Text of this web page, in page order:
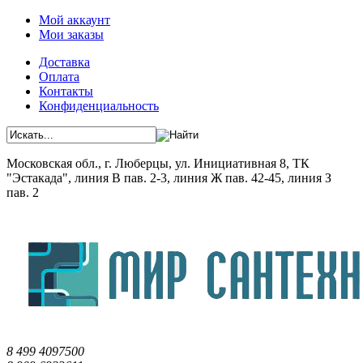
Мой аккаунт
Мои заказы
Доставка
Оплата
Контакты
Конфиденциальность
Московская обл., г. Люберцы, ул. Инициативная 8, ТК
"Эстакада", линия В пав. 2-3, линия Ж пав. 42-45, линия З
пав. 2
8 499 4097500